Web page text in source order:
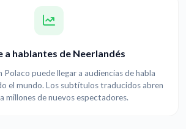
a hablantes de Neerlandés
Polaco puede llegar a audiencias de habla
el mundo. Los subtítulos traducidos abren
millones de nuevos espectadores.